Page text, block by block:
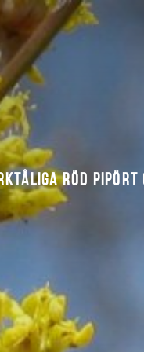
röd pipört